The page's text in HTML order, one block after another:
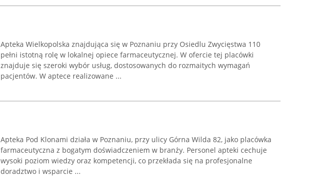
Apteka Wielkopolska znajdująca się w Poznaniu przy Osiedlu Zwycięstwa 110
pełni istotną rolę w lokalnej opiece farmaceutycznej. W ofercie tej placówki
znajduje się szeroki wybór usług, dostosowanych do rozmaitych wymagań
pacjentów. W aptece realizowane ...
Apteka Pod Klonami działa w Poznaniu, przy ulicy Górna Wilda 82, jako placówka
farmaceutyczna z bogatym doświadczeniem w branży. Personel apteki cechuje
wysoki poziom wiedzy oraz kompetencji, co przekłada się na profesjonalne
doradztwo i wsparcie ...